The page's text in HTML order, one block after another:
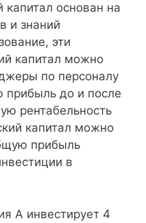
капитал основан на
и знаний
эти
капитал можно
по персоналу
прибыль до и после
рентабельность
капитал можно
прибыль
в
А инвестирует 4